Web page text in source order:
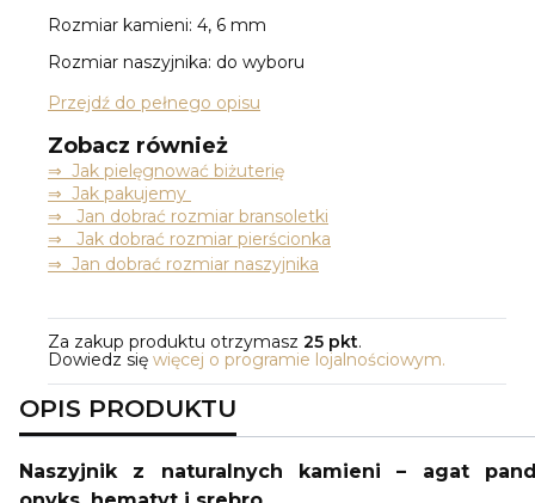
Rozmiar kamieni: 4, 6 mm
Rozmiar naszyjnika: do wyboru
Przejdź do pełnego opisu
Zobacz również
⇒ Jak pielęgnować biżuterię
⇒ Jak pakujemy
⇒ Jan dobrać rozmiar bransoletki
⇒ Jak dobrać rozmiar pierścionka
⇒ Jan dobrać rozmiar naszyjnika
Za zakup produktu otrzymasz 25 pkt.
Dowiedz się więcej o programie lojalnościowym.
OPIS PRODUKTU
Naszyjnik z naturalnych kamieni – agat